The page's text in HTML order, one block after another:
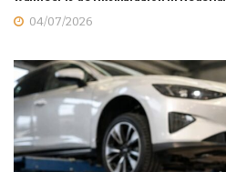
04/07/2026